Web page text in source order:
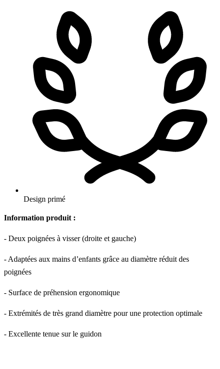
Design primé
Information produit :
- Deux poignées à visser (droite et gauche)
- Adaptées aux mains d’enfants grâce au diamètre réduit des
poignées
- Surface de préhension ergonomique
- Extrémités de très grand diamètre pour une protection optimale
- Excellente tenue sur le guidon